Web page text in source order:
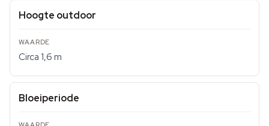
Hoogte outdoor
Circa 1,6 m
Bloeiperiode